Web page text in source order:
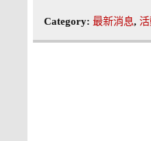
Category:最新消息,